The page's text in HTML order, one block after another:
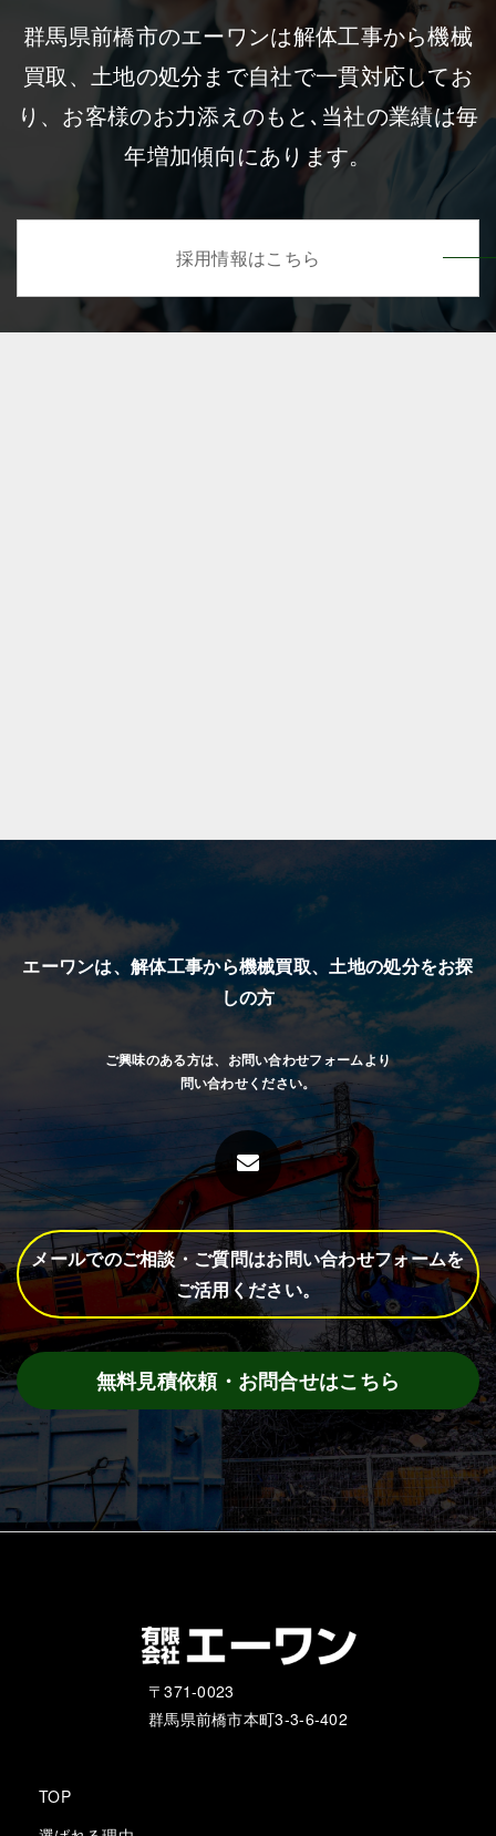
群馬県前橋市のエーワンは解体工事から機械
買取、土地の処分まで自社で一貫対応してお
り、お客様のお力添えのもと､当社の業績は毎
年増加傾向にあります。
採用情報はこちら
エーワンは、解体工事から機械買取、 土地の処分をお探
しの方
ご興味のある方は、お問い合わせフォームより
問い合わせください。
メールでのご相談・ご質問はお問い合わせフォームを
ご活用ください。
無料見積依頼・お問合せはこちら
〒371-0023
群馬県前橋市本町3-3-6-402
TOP